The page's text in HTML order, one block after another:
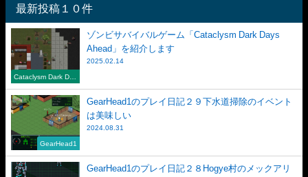
最新投稿１０件
Cataclysm Dark Day
s Ahead
ゾンビサバイバルゲーム「Cataclysm Dark Days
Ahead」を紹介します
2025.02.14
GearHead1
GearHead1のプレイ日記２９下水道掃除のイベント
は美味しい
2024.08.31
GearHead1のプレイ日記２８Hogye村のメックアリ